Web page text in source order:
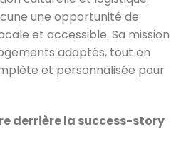
une opportunité de
et accessible. Sa mission
adaptés, tout en
et personnalisée pour
derrière la success-story